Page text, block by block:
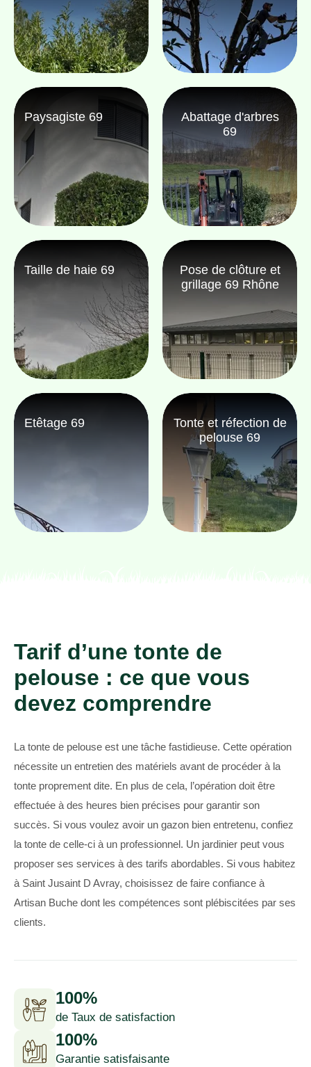
Paysagiste 69
Abattage d'arbres
69
Taille de haie 69
Pose de clôture et
grillage 69 Rhône
Etêtage 69
Tonte et réfection de
pelouse 69
Tarif d’une tonte de
pelouse : ce que vous
devez comprendre
La tonte de pelouse est une tâche fastidieuse. Cette opération
nécessite un entretien des matériels avant de procéder à la
tonte proprement dite. En plus de cela, l’opération doit être
effectuée à des heures bien précises pour garantir son
succès. Si vous voulez avoir un gazon bien entretenu, confiez
la tonte de celle-ci à un professionnel. Un jardinier peut vous
proposer ses services à des tarifs abordables. Si vous habitez
à Saint Jusaint D Avray, choisissez de faire confiance à
Artisan Buche dont les compétences sont plébiscitées par ses
clients.
100%
de Taux de satisfaction
100%
Garantie satisfaisante